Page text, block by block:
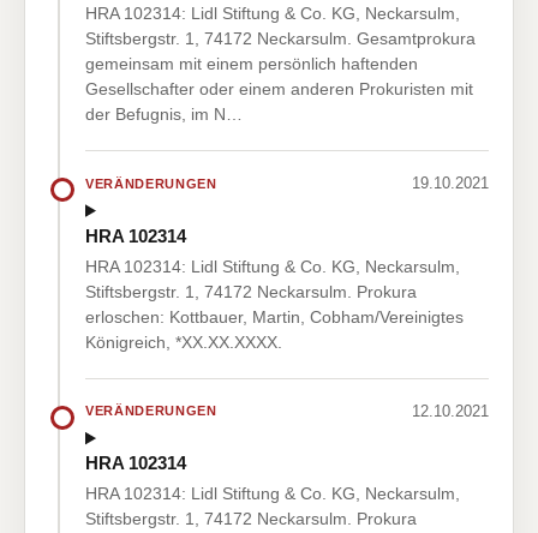
HRA 102314: Lidl Stiftung & Co. KG, Neckarsulm,
Stiftsbergstr. 1, 74172 Neckarsulm. Gesamtprokura
gemeinsam mit einem persönlich haftenden
Gesellschafter oder einem anderen Prokuristen mit
der Befugnis, im N…
VERÄNDERUNGEN 19.10.2021
HRA 102314
HRA 102314: Lidl Stiftung & Co. KG, Neckarsulm,
Stiftsbergstr. 1, 74172 Neckarsulm. Prokura
erloschen: Kottbauer, Martin, Cobham/Vereinigtes
Königreich, *XX.XX.XXXX.
VERÄNDERUNGEN 12.10.2021
HRA 102314
HRA 102314: Lidl Stiftung & Co. KG, Neckarsulm,
Stiftsbergstr. 1, 74172 Neckarsulm. Prokura